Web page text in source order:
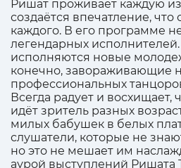
Ришат проживает каждую
создаётся впечатление, что
каждого. В его программе
легендарных исполнителей.
исполняются новые
конечно, завораживающие
профессиональных
Всегда радует и восхищает,
идёт зритель разных
милых бабушек в белых
слушатели, которые не
но это не мешает им
аурой выступлений Ришата